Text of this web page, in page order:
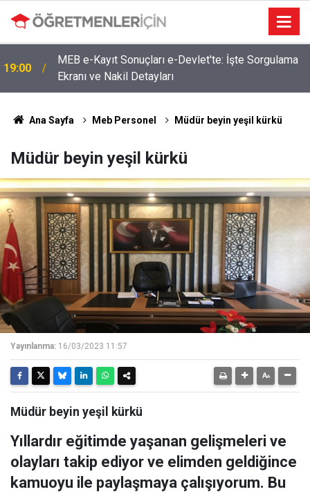
19:00
MEB e-Kayıt Sonuçları e-Devlet'te: İşte Sorgulama
Ekranı ve Nakil Detayları
Ana Sayfa Meb Personel Müdür beyin yeşil kürkü
Müdür beyin yeşil kürkü
Yayınlanma: 16/03/2023 11:57
Müdür beyin yeşil kürkü
Yıllardır eğitimde yaşanan gelişmeleri ve
olayları takip ediyor ve elimden geldiğince
kamuoyu ile paylaşmaya çalışıyorum. Bu